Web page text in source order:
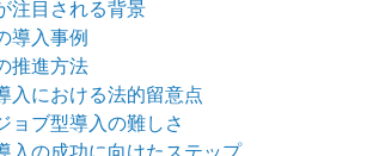
注目される背景
導入事例
推進方法
入における法的留意点
ョブ型導入の難しさ
入の成功に向けたステップ